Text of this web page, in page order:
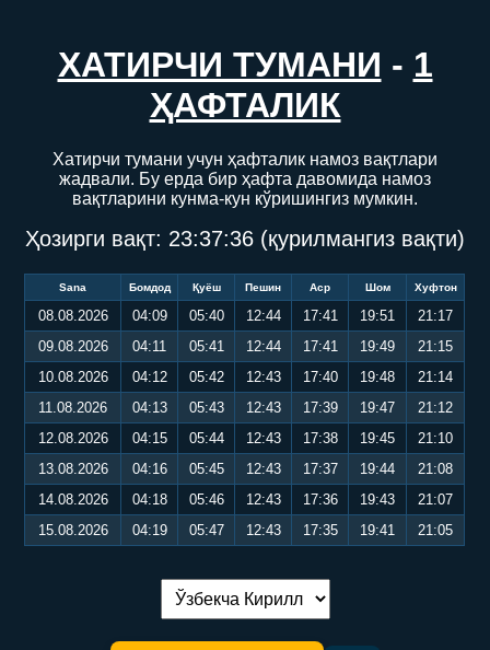
ХАТИРЧИ ТУМАНИ - 1
ҲАФТАЛИК
Хатирчи тумани учун ҳафталик намоз вақтлари
жадвали. Бу ерда бир ҳафта давомида намоз
вақтларини кунма-кун кўришингиз мумкин.
Ҳозирги вақт: 23:37:36 (қурилмангиз вақти)
Sana Бомдод Қуёш Пешин Аср Шом Хуфтон
08.08.2026 04:09 05:40 12:44 17:41 19:51
21:17
09.08.2026
04:11 05:41 12:44 17:41 19:49
21:15
10.08.2026
04:12 05:42 12:43 17:40 19:48
21:14
11.08.2026
04:13 05:43 12:43 17:39 19:47
21:12
12.08.2026
04:15 05:44 12:43 17:38 19:45
21:10
13.08.2026
04:16 05:45 12:43 17:37 19:44
21:08
14.08.2026
04:18 05:46 12:43 17:36 19:43
21:07
15.08.2026
04:19 05:47 12:43 17:35 19:41 21:05
Тилни алмаштириш: